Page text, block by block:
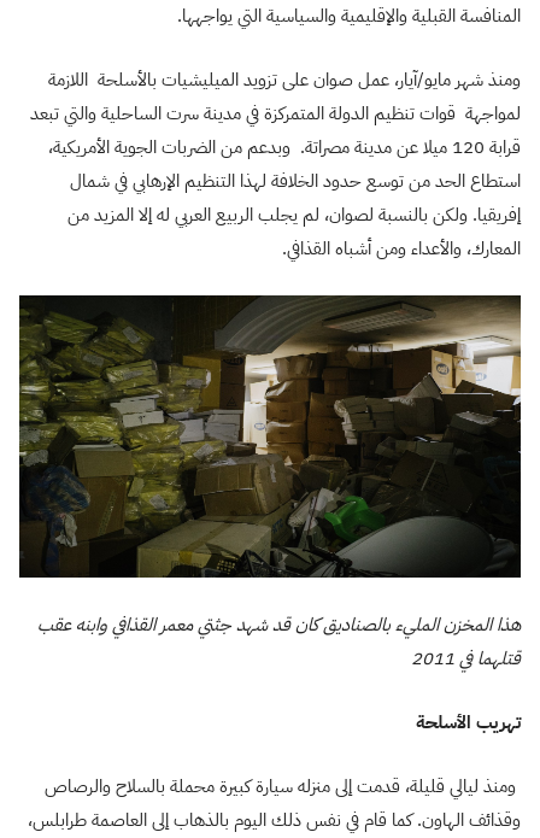
المنافسة القبلية والإقليمية والسياسية التي يواجهها.
ومنذ شهر مايو/آيار، عمل صوان على تزويد الميليشيات بالأسلحة اللازمة
لمواجهة قوات تنظيم الدولة المتمركزة في مدينة سرت الساحلية والتي تبعد
قرابة 120 ميلا عن مدينة مصراتة. وبدعم من الضربات الجوية الأمريكية،
استطاع الحد من توسع حدود الخلافة لهذا التنظيم الإرهابي في شمال
إفريقيا. ولكن بالنسبة لصوان، لم يجلب الربيع العربي له إلا المزيد من
المعارك، والأعداء ومن أشباه القذافي.
هذا المخزن المليء بالصناديق كان قد شهد جثتي معمر القذافي وابنه عقب
قتلهما في 2011
تهريب الأسلحة
ومنذ ليالي قليلة، قدمت إلى منزله سيارة كبيرة محملة بالسلاح والرصاص
وقذائف الهاون. كما قام في نفس ذلك اليوم بالذهاب إلى العاصمة طرابلس،